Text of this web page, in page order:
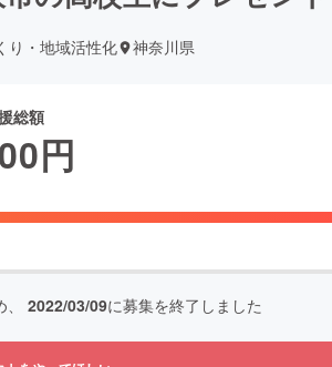
り・地域活性化 神奈川県
総額
円
2022/03/09に募集を終了しました